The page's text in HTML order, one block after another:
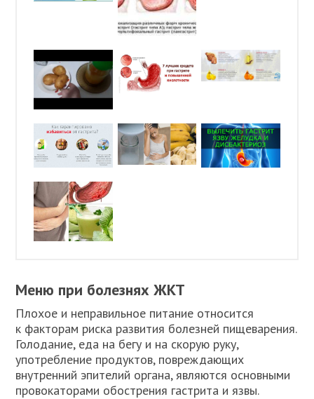
Меню при болезнях ЖКТ
Плохое и неправильное питание относится
к факторам риска развития болезней пищеварения.
Голодание, еда на бегу и на скорую руку,
употребление продуктов, повреждающих
внутренний эпителий органа, являются основными
провокаторами обострения гастрита и язвы.